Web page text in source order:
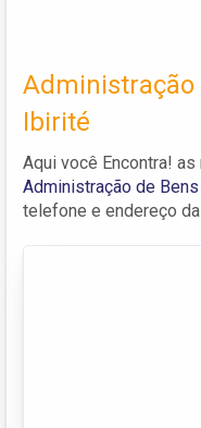
Administração
Ibirité
Aqui você Encontra!
Administração de
telefone e endereço